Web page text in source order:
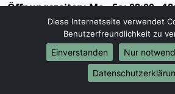
Öffnungszeiten:Mo - Sa: 08:00 -
Datenschutz
Diese Internetseite verwendet
Benutzerfreundlichkeit zu
Einverstanden
Nur